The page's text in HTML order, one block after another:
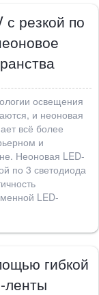
резкой по
освещения
и неоновая
всё более
и
Неоновая LED-
по 3 светодиода
LED-
гибкой
ленты